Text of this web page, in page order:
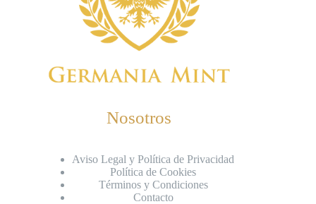
Nosotros
Aviso Legal y Política de Privacidad
Política de Cookies
Términos y Condiciones
Contacto